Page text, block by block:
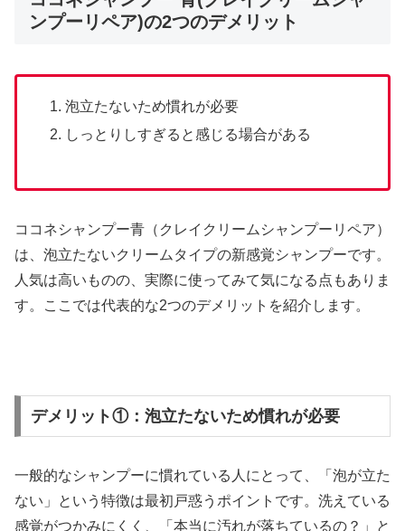
ンプーリペア)の2つのデメリット
泡立たないため慣れが必要
しっとりしすぎると感じる場合がある
ココネシャンプー青（クレイクリームシャンプーリペア）
は、泡立たないクリームタイプの新感覚シャンプーです。
人気は高いものの、実際に使ってみて気になる点もありま
す。ここでは代表的な2つのデメリットを紹介します。
デメリット①：泡立たないため慣れが必要
一般的なシャンプーに慣れている人にとって、「泡が立た
ない」という特徴は最初戸惑うポイントです。洗えている
感覚がつかみにくく、「本当に汚れが落ちているの？」と